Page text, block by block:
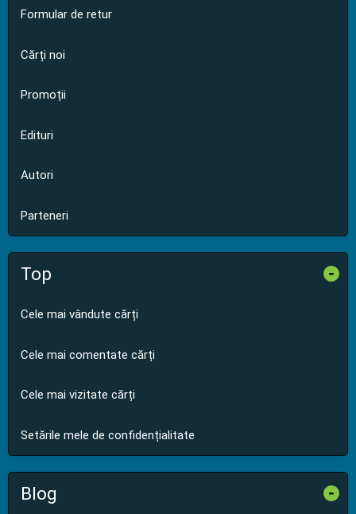
Formular de retur
Cărți noi
Promoții
Edituri
Autori
Parteneri
Top -
Cele mai vândute cărți
Cele mai comentate cărți
Cele mai vizitate cărți
Setările mele de confidențialitate
Blog -